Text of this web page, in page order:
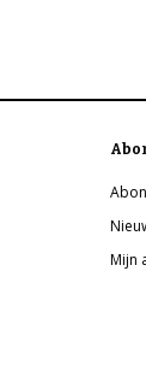
Mijn